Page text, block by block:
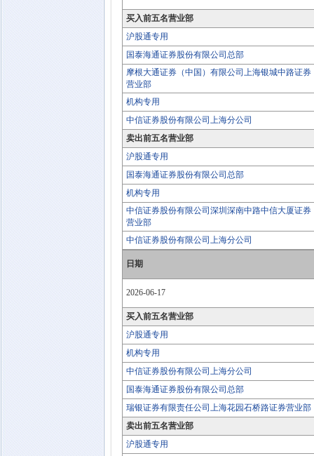
买入前五名营业部
沪股通专用
国泰海通证券股份有限公司总部
摩根大通证券（中国）有限公司上海银城中路证券
营业部
机构专用
中信证券股份有限公司上海分公司
卖出前五名营业部
沪股通专用
国泰海通证券股份有限公司总部
机构专用
中信证券股份有限公司深圳深南中路中信大厦证券
营业部
中信证券股份有限公司上海分公司
日期
2026-06-17
买入前五名营业部
沪股通专用
机构专用
中信证券股份有限公司上海分公司
国泰海通证券股份有限公司总部
瑞银证券有限责任公司上海花园石桥路证券营业部
卖出前五名营业部
沪股通专用